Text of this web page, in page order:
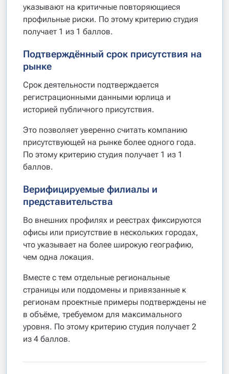
указывают на критичные повторяющиеся
профильные риски. По этому критерию студия
получает 1 из 1 баллов.
Подтверждённый срок присутствия на
рынке
Срок деятельности подтверждается
регистрационными данными юрлица и
историей публичного присутствия.
Это позволяет уверенно считать компанию
присутствующей на рынке более одного года.
По этому критерию студия получает 1 из 1
баллов.
Верифицируемые филиалы и
представительства
Во внешних профилях и реестрах фиксируются
офисы или присутствие в нескольких городах,
что указывает на более широкую географию,
чем одна локация.
Вместе с тем отдельные региональные
страницы или поддомены и привязанные к
регионам проектные примеры подтверждены не
в объёме, требуемом для максимального
уровня. По этому критерию студия получает 2
из 4 баллов.